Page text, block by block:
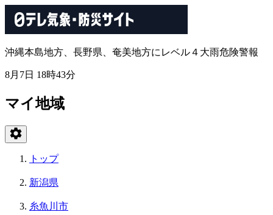
沖縄本島地方、長野県、奄美地方にレベル４大雨危険警報
8月7日 18時43分
マイ地域
トップ
新潟県
糸魚川市